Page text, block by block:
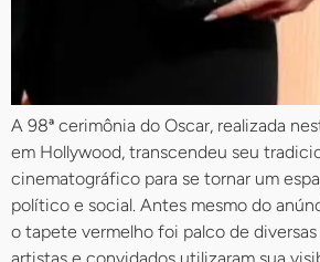
A 98ª cerimônia do Oscar, realizada
em Hollywood, transcendeu seu
cinematográfico para se tornar um
político e social. Antes mesmo do
o tapete vermelho foi palco de